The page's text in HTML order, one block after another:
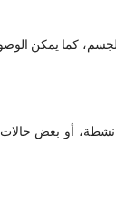
كما يمكن
نشطة، أو بعض